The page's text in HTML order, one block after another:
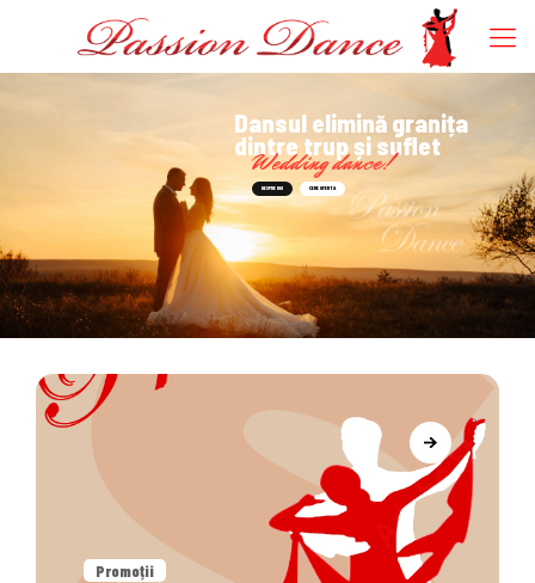
Dansul elimină granița
dintre trup și suflet
Wedding dance!
CERE OFERTA
DESPRE NOI
Promoții